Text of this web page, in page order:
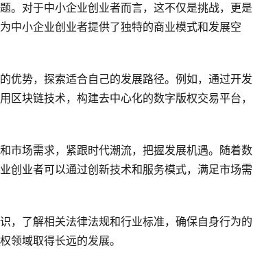
。对于中小企业创业者而言，这不仅是挑战，更是
中小企业创业者提供了独特的商业模式和发展空
优势，探索适合自己的发展路径。例如，通过开发
块链技术，构建去中心化的数字版权交易平台，
市场需求，紧跟时代潮流，把握发展机遇。随着数
创业者可以通过创新技术和服务模式，满足市场需
，了解相关法律法规和行业标准，确保自身行为的
领域取得长远的发展。